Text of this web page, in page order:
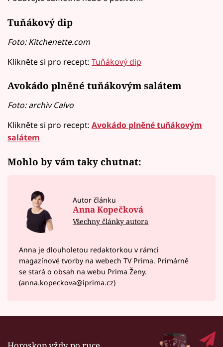
Tuňákový dip
Foto: Kitchenette.com
Klikněte si pro recept: Tuňákový dip
Avokádo plněné tuňákovým salátem
Foto: archiv Calvo
Klikněte si pro recept: Avokádo plněné tuňákovým
salátem
Mohlo by vám taky chutnat:
Autor článku
Anna Kopečková
Všechny články autora
Anna je dlouholetou redaktorkou v rámci
magazínové tvorby na webech TV Prima. Primárně
se stará o obsah na webu Prima Ženy.
(anna.kopeckova@iprima.cz)